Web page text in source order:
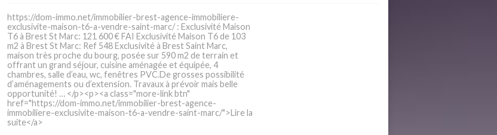
https://dom-immo.net/immobilier-brest-agence-immobiliere-
exclusivite-maison-t6-a-vendre-saint-marc/ : Exclusivité Maison
T6 à Brest St Marc: 121 600 € FAI Exclusivité Maison T6 de 103
m2 à Brest St Marc: Ref 548 Exclusivité à Brest Saint Marc,
maison très proche du bourg, posée sur 590 m2 de terrain et
offrant un grand séjour, cuisine aménagée et équipée, 4
chambres, salle d’eau, wc, fenêtres PVC.De grosses possibilité
d’aménagements ou d’extension. Travaux à prévoir mais belle
opportunité! … </p><p><a class="more-link btn"
href="https://dom-immo.net/immobilier-brest-agence-
immobiliere-exclusivite-maison-t6-a-vendre-saint-marc/">Lire la
suite</a>